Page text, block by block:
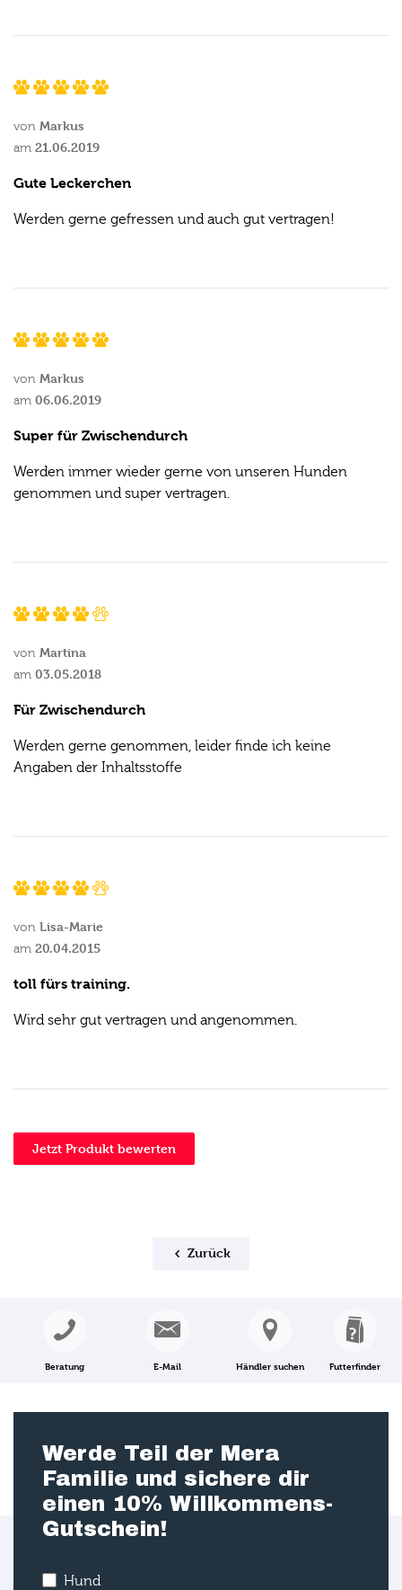
von Markus
am 21.06.2019
Gute Leckerchen
Werden gerne gefressen und auch gut vertragen!
von Markus
am 06.06.2019
Super für Zwischendurch
Werden immer wieder gerne von unseren Hunden
genommen und super vertragen.
von Martina
am 03.05.2018
Für Zwischendurch
Werden gerne genommen, leider finde ich keine
Angaben der Inhaltsstoffe
von Lisa-Marie
am 20.04.2015
toll fürs training.
Wird sehr gut vertragen und angenommen.
Jetzt Produkt bewerten
Zurück
Beratung E-Mail Händler suchen Futterfinder
Werde Teil der Mera
Familie und sichere dir
einen 10% Willkommens-
Gutschein!
Hund